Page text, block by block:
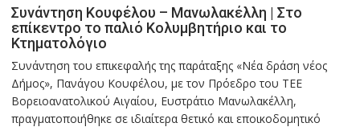
Συνάντηση Κουφέλου – Μανωλακέλλη | Στο
επίκεντρο το παλιό Κολυμβητήριο και το
Κτηματολόγιο
Συνάντηση του επικεφαλής της παράταξης «Νέα δράση νέος
Δήμος», Πανάγου Κουφέλου, με τον Πρόεδρο του ΤΕΕ
Βορειοανατολικού Αιγαίου, Ευστράτιο Μανωλακέλλη,
πραγματοποιήθηκε σε ιδιαίτερα θετικό και εποικοδομητικό